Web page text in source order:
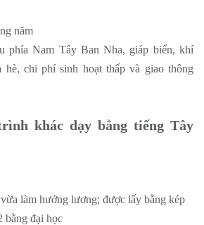
năm
phía Nam Tây Ban Nha, giáp biển, khí
hè, chi phí sinh hoạt thấp và giao thông
khác dạy bằng tiếng Tây
làm hưởng lương; được lấy bằng kép
bằng đại học